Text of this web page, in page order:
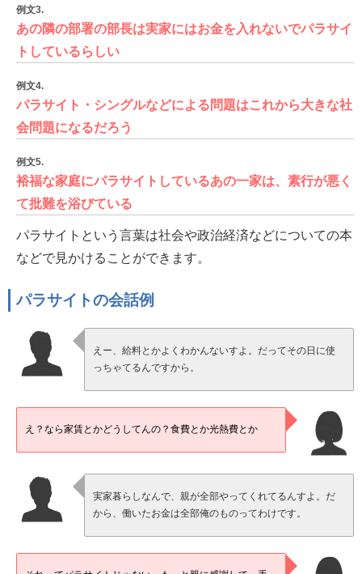
例文3.
あの隣の部署の部長は実家にはお金を入れないでパラサイ
トしているらしい
例文4.
パラサイト・シングルなどによる問題はこれから大きな社
会問題になるだろう
例文5.
裕福な家庭にパラサイトしているあの一家は、素行が悪く
て批難を浴びている
パラサイトという言葉は社会や政治経済などについての本
などで見かけることができます。
パラサイトの会話例
えー、給料とかよくわかんないすよ。だってその日に使
っちゃてるんですから。
え？なら家賃とかどうしてんの？食費とか光熱費とか
実家暮らしなんで、親が全部やってくれてるんすよ。だ
から、働いたお金は全部俺のものってわけです。